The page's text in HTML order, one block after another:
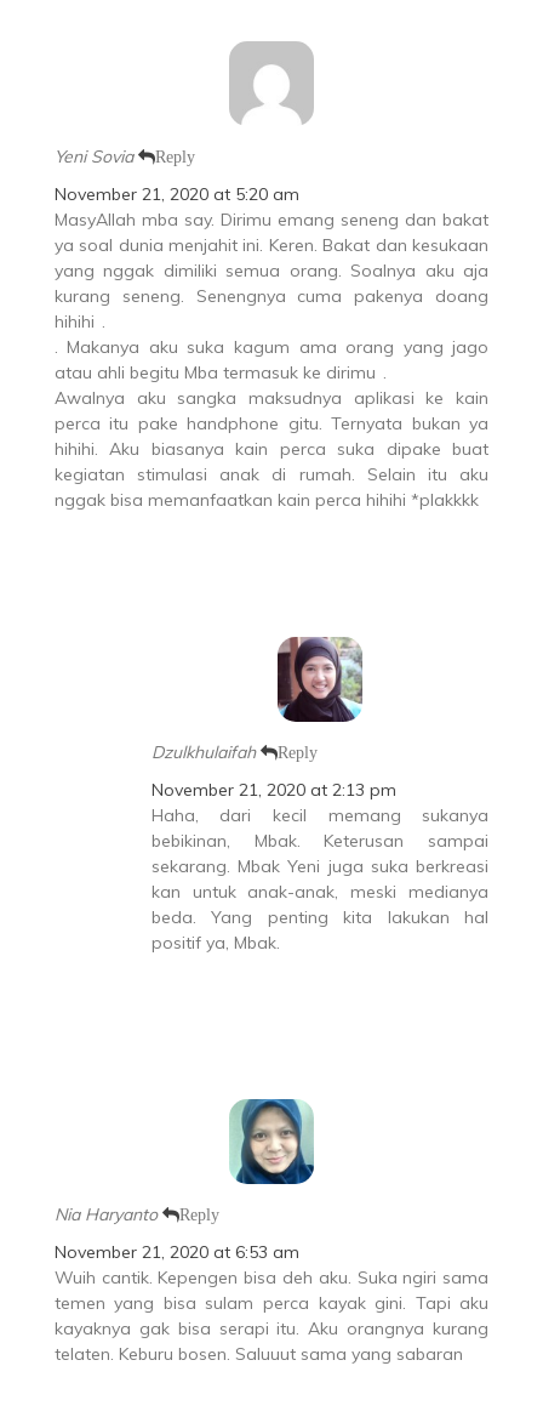
Yeni Sovia Reply
November 21, 2020 at 5:20 am
MasyAllah mba say. Dirimu emang seneng dan bakat
ya soal dunia menjahit ini. Keren. Bakat dan kesukaan
yang nggak dimiliki semua orang. Soalnya aku aja
kurang seneng. Senengnya cuma pakenya doang
hihihi .
. Makanya aku suka kagum ama orang yang jago
atau ahli begitu Mba termasuk ke dirimu .
Awalnya aku sangka maksudnya aplikasi ke kain
perca itu pake handphone gitu. Ternyata bukan ya
hihihi. Aku biasanya kain perca suka dipake buat
kegiatan stimulasi anak di rumah. Selain itu aku
nggak bisa memanfaatkan kain perca hihihi *plakkkk
Dzulkhulaifah Reply
November 21, 2020 at 2:13 pm
Haha, dari kecil memang sukanya
bebikinan, Mbak. Keterusan sampai
sekarang. Mbak Yeni juga suka berkreasi
kan untuk anak-anak, meski medianya
beda. Yang penting kita lakukan hal
positif ya, Mbak.
Nia Haryanto Reply
November 21, 2020 at 6:53 am
Wuih cantik. Kepengen bisa deh aku. Suka ngiri sama
temen yang bisa sulam perca kayak gini. Tapi aku
kayaknya gak bisa serapi itu. Aku orangnya kurang
telaten. Keburu bosen. Saluuut sama yang sabaran